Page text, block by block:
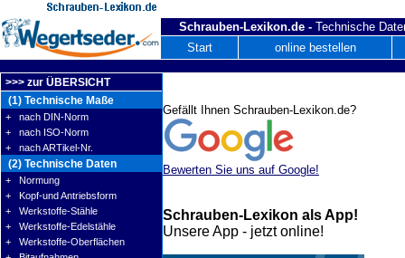
Schrauben-Lexikon.de - Technische
Start
online bestellen
>>> zur ÜBERSICHT
(1) Technische Maße
+ nach DIN-Norm
+ nach ISO-Norm
+ nach ARTikel-Nr.
(2) Technische Daten
+ Normung
+ Kopf-und Antriebsform
+ Werkstoffe-Stähle
+ Werkstoffe-Edelstähle
+ Werkstoffe-Oberflächen
Gefällt Ihnen Schrauben-Lexikon.de?
Bewerten Sie uns auf Google!
Schrauben-Lexikon als App!
Unsere App - jetzt online!